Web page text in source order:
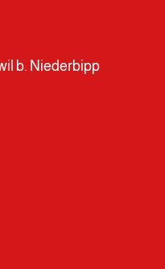
b. Niederbipp